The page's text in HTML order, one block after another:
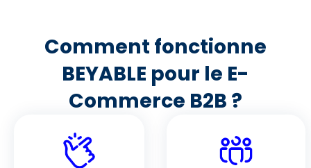
Comment fonctionne
BEYABLE pour le E-
Commerce B2B ?